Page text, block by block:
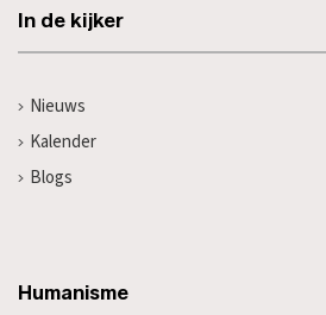
In de kijker
Nieuws
Kalender
Blogs
Humanisme